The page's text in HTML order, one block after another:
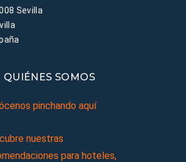
Sevilla
QUIÉNES SOMOS
pinchando aquí
nuestras
para hoteles,